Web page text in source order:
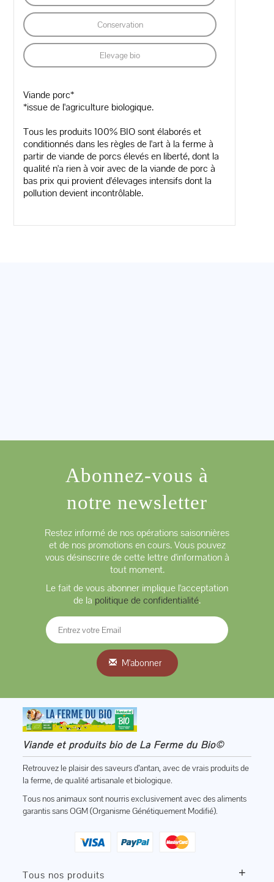
Conservation
Elevage bio
Viande porc*
*issue de l'agriculture biologique.
Tous les produits 100% BIO sont élaborés et
conditionnés dans les règles de l'art à la ferme à
partir de viande de porcs élevés en liberté, dont la
qualité n'a rien à voir avec de la viande de porc à
bas prix qui provient d'élevages intensifs dont la
pollution devient incontrôlable.
Abonnez-vous à
notre newsletter
Restez informé de nos opérations saisonnières
et de nos promotions en cours. Vous pouvez
vous désinscrire de cette lettre d'information à
tout moment.
Le fait de vous abonner implique l'acceptation
de la politique de confidentialité.
M'abonner
Viande et produits bio de La Ferme du Bio©
Retrouvez le plaisir des saveurs d’antan, avec de vrais produits de
la ferme, de qualité artisanale et biologique.
Tous nos animaux sont nourris exclusivement avec des aliments
garantis sans OGM (Organisme Génétiquement Modifié).
Tous nos produits +